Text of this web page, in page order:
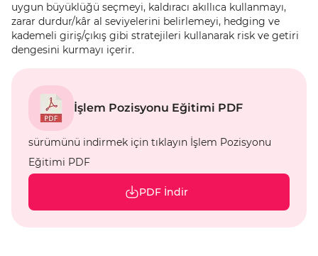
uygun büyüklüğü seçmeyi, kaldıracı akıllıca kullanmayı,
zarar durdur/kâr al seviyelerini belirlemeyi, hedging ve
kademeli giriş/çıkış gibi stratejileri kullanarak risk ve getiri
dengesini kurmayı içerir.
İşlem Pozisyonu Eğitimi PDF
sürümünü indirmek için tıklayın İşlem Pozisyonu
Eğitimi PDF
PDF İndir